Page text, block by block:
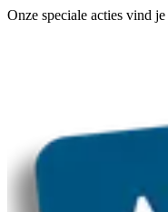
Onze speciale acties vind je